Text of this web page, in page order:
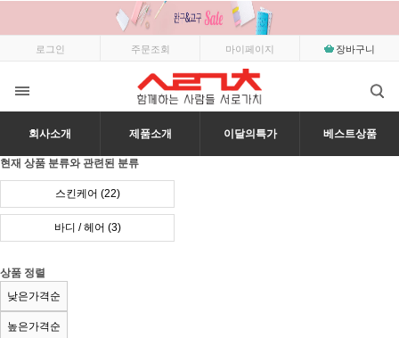
로그인 주문조회 마이페이지 장바구니
회사소개 제품소개 이달의특가 베스트상품
현재 상품 분류와 관련된 분류
스킨케어 (22)
바디 / 헤어 (3)
상품 정렬
낮은가격순
높은가격순